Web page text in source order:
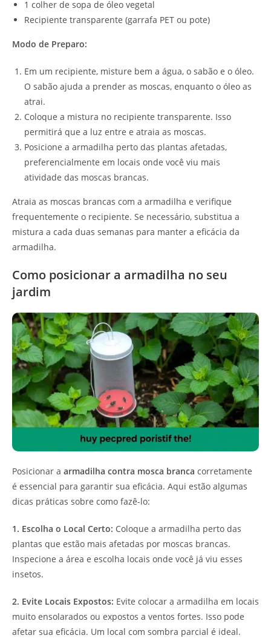
1 colher de sopa de óleo vegetal
Recipiente transparente (garrafa PET ou pote)
Modo de Preparo:
Em um recipiente, misture bem a água, o sabão e o óleo.
O sabão ajuda a prender as moscas, enquanto o óleo as
atrai.
Coloque a mistura no recipiente transparente. Isso
permitirá que a luz entre e atraia as moscas.
Posicione a armadilha perto das plantas afetadas,
preferencialmente em locais onde você viu mais
atividade das moscas brancas.
Atraia as moscas brancas com a armadilha e verifique
frequentemente o recipiente. Se necessário, substitua a
mistura a cada duas semanas para manter a eficácia da
armadilha.
Como posicionar a armadilha no seu
jardim
Posicionar a armadilha contra mosca branca corretamente
é essencial para garantir sua eficácia. Aqui estão algumas
dicas práticas sobre como fazê-lo:
1. Escolha o Local Certo: Coloque a armadilha perto das
plantas que estão mais afetadas por moscas brancas.
Inspecione a área e escolha locais onde você já viu esses
insetos.
2. Evite Locais Expostos: Evite colocar a armadilha em locais
muito ensolarados ou expostos a ventos fortes. Isso pode
afetar sua eficácia. Um local com sombra parcial é ideal.